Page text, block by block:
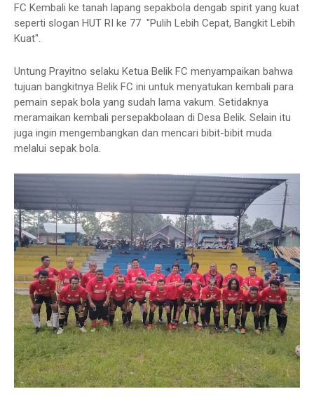
FC Kembali ke tanah lapang sepakbola dengab spirit yang kuat
seperti slogan HUT RI ke 77 "Pulih Lebih Cepat, Bangkit Lebih
Kuat".
Untung Prayitno selaku Ketua Belik FC menyampaikan bahwa
tujuan bangkitnya Belik FC ini untuk menyatukan kembali para
pemain sepak bola yang sudah lama vakum. Setidaknya
meramaikan kembali persepakbolaan di Desa Belik. Selain itu
juga ingin mengembangkan dan mencari bibit-bibit muda
melalui sepak bola.